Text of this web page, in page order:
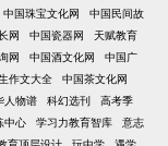
中国珠宝文化网
中国民间故
网 中国瓷器网
天赋教育
网 中国酒文化网
中国广
作文大全
中国茶文化网
人物谱 科幻选刊
高考季
中心 学习力教育智库
意志